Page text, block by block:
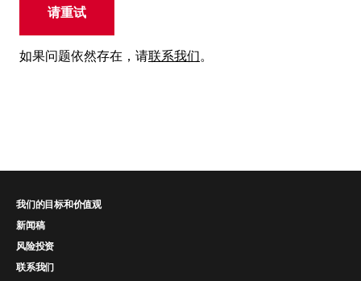
请重试
如果问题依然存在，请联系我们。
我们的目标和价值观
新闻稿
风险投资
联系我们